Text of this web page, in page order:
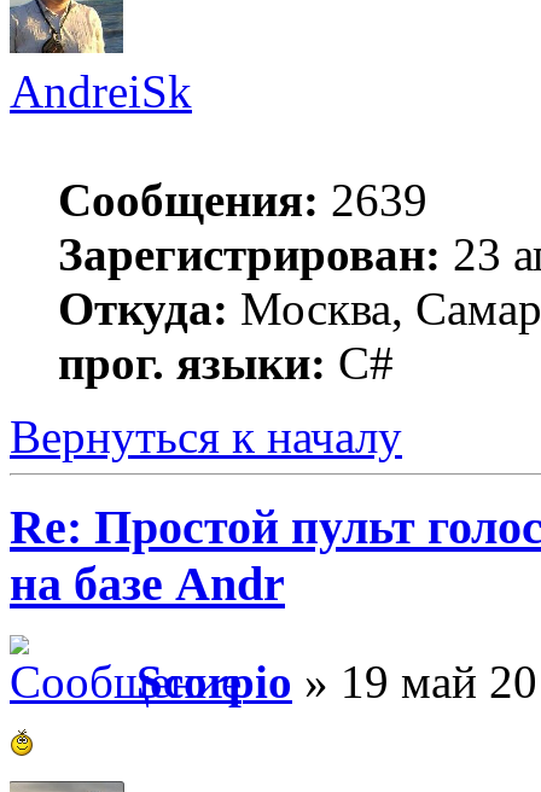
AndreiSk
Сообщения: 2639
Зарегистрирован: 23
Откуда: Москва,
прог. языки: C#
Вернуться к началу
Re: Простой пульт
на базе Andr
Scorpio » 19 май